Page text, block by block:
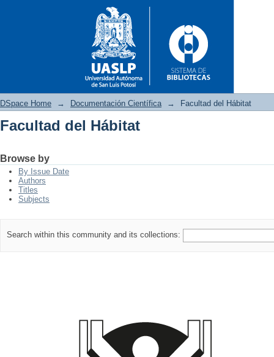
DSpace Home → Documentación Científica → Facultad del Hábitat
Facultad del Hábitat
Browse by
By Issue Date
Authors
Titles
Subjects
Search within this community and its collections: